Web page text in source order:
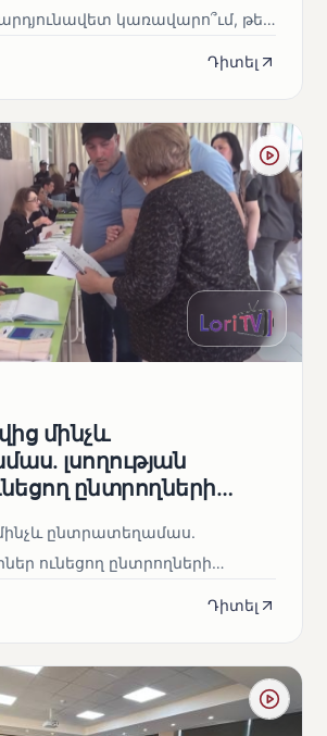
կառավարո՞ւմ, թե՞
Դիտել
մինչև
լսողության
ընտրողների
ընտրատեղամաս.
ունեցող ընտրողների
Դիտել